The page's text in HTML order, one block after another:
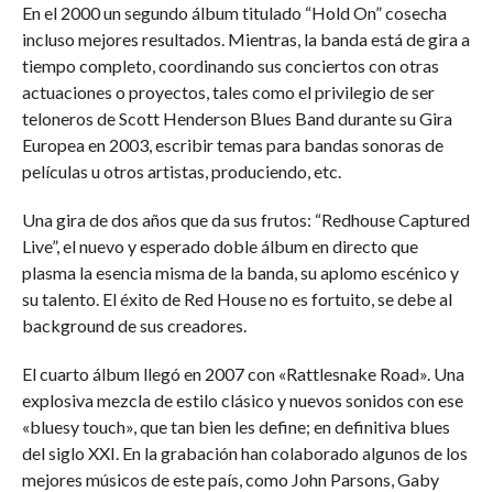
En el 2000 un segundo álbum titulado “Hold On” cosecha
incluso mejores resultados. Mientras, la banda está de gira a
tiempo completo, coordinando sus conciertos con otras
actuaciones o proyectos, tales como el privilegio de ser
teloneros de Scott Henderson Blues Band durante su Gira
Europea en 2003, escribir temas para bandas sonoras de
películas u otros artistas, produciendo, etc.
Una gira de dos años que da sus frutos: “Redhouse Captured
Live”, el nuevo y esperado doble álbum en directo que
plasma la esencia misma de la banda, su aplomo escénico y
su talento. El éxito de Red House no es fortuito, se debe al
background de sus creadores.
El cuarto álbum llegó en 2007 con «Rattlesnake Road». Una
explosiva mezcla de estilo clásico y nuevos sonidos con ese
«bluesy touch», que tan bien les define; en definitiva blues
del siglo XXI. En la grabación han colaborado algunos de los
mejores músicos de este país, como John Parsons, Gaby